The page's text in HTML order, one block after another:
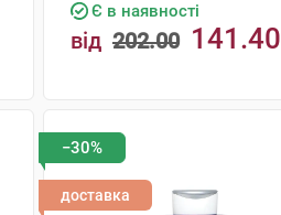
Є в наявності
від 202.00 141.40
−30%
доставка